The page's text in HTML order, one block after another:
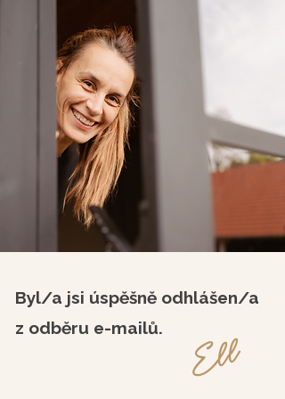
Byl/a jsi úspěšně odhlášen/a
z odběru e-mailů.
Ell